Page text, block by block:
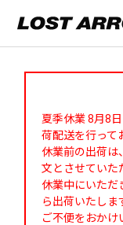
夏季休業 8月8
荷配送を行って
休業前の出荷は
文とさせていた
休業中にいただ
ら出荷いたしま
ご不便をおかけ